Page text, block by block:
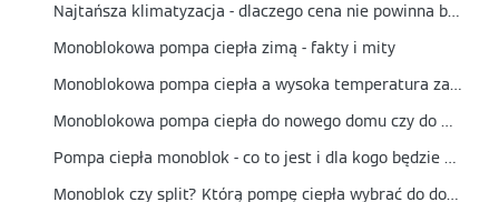
Najtańsza klimatyzacja - dlaczego cena nie powinna być jedynym kryterium wyboru?
Monoblokowa pompa ciepła zimą - fakty i mity
Monoblokowa pompa ciepła a wysoka temperatura zasilania - czy nadaje się do grzejników?
Monoblokowa pompa ciepła do nowego domu czy do modernizacji? Kiedy to najlepszy wybór?
Pompa ciepła monoblok - co to jest i dla kogo będzie najlepszym wyborem?
Monoblok czy split? Którą pompę ciepła wybrać do domu?